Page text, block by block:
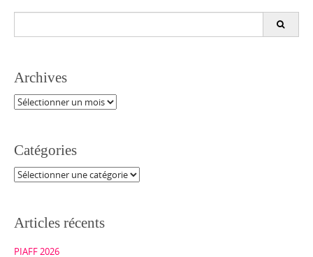
Archives
Archives
Catégories
Catégories
Articles récents
PIAFF 2026